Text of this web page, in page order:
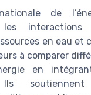
de
interactions
en eau et
à comparer
en
Ils